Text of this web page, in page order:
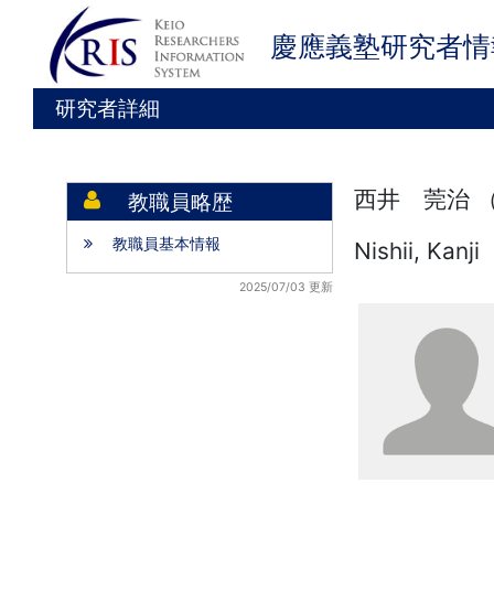
慶應義塾研究者
研究者詳細
教職員略歴
教職員基本情報
2025/07/03 更新
西井 莞治
Nishii, Kanji